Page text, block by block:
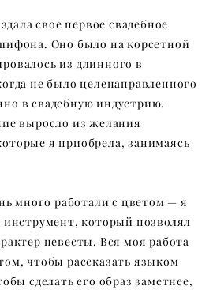
свое первое свадебное
Оно было на корсетной
из длинного в
не было целенаправленного
в свадебную индустрию.
выросло из желания
я приобрела, занимаясь
много работали с цветом — я
инструмент, который позволял
невесты. Вся моя работа
чтобы рассказать языком
сделать его образ заметнее,